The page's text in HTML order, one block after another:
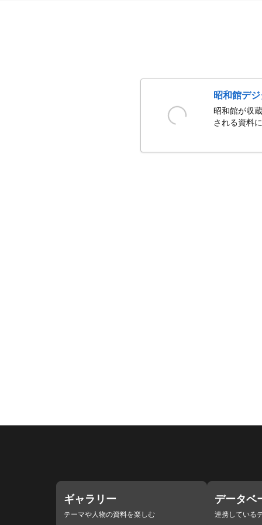
昭和館デジ
昭和館が収
される資料
ギャラリー
テーマや人物の資料を楽しむ
データベ
連携している